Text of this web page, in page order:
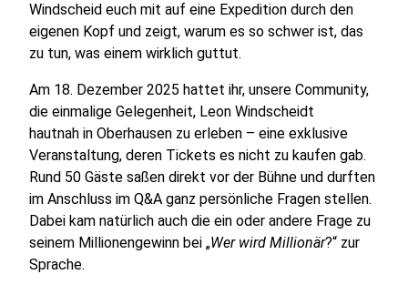
Windscheid euch mit auf eine Expedition durch den
eigenen Kopf und zeigt, warum es so schwer ist, das
zu tun, was einem wirklich guttut.
Am 18. Dezember 2025 hattet ihr, unsere Community,
die einmalige Gelegenheit, Leon Windscheidt
hautnah in Oberhausen zu erleben – eine exklusive
Veranstaltung, deren Tickets es nicht zu kaufen gab.
Rund 50 Gäste saßen direkt vor der Bühne und durften
im Anschluss im Q&A ganz persönliche Fragen stellen.
Dabei kam natürlich auch die ein oder andere Frage zu
seinem Millionengewinn bei „Wer wird Millionär?“ zur
Sprache.